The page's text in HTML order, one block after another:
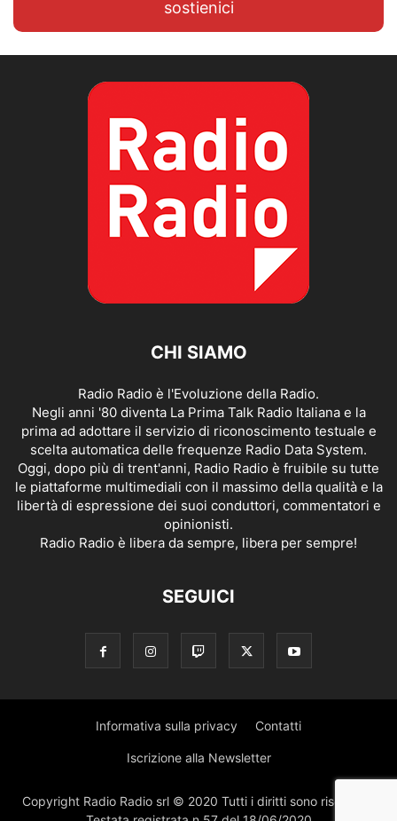
sostienici
CHI SIAMO
Radio Radio è l'Evoluzione della Radio.
Negli anni '80 diventa La Prima Talk Radio Italiana e la
prima ad adottare il servizio di riconoscimento testuale e
scelta automatica delle frequenze Radio Data System.
Oggi, dopo più di trent'anni, Radio Radio è fruibile su tutte
le piattaforme multimediali con il massimo della qualità e la
libertà di espressione dei suoi conduttori, commentatori e
opinionisti.
Radio Radio è libera da sempre, libera per sempre!
SEGUICI
Informativa sulla privacy Contatti
Iscrizione alla Newsletter
Copyright Radio Radio srl © 2020 Tutti i diritti sono riservati |